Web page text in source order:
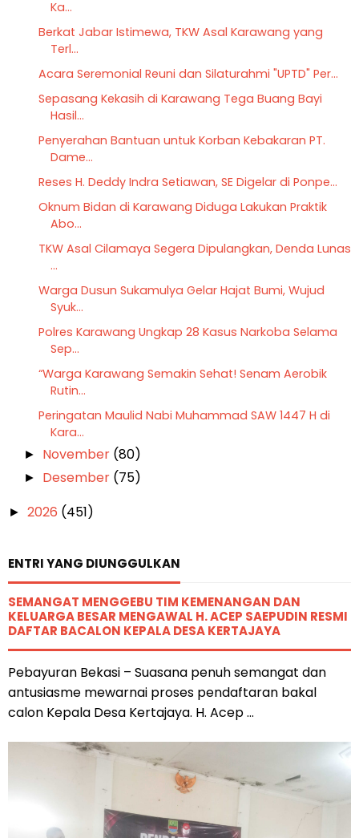
Ka...
Berkat Jabar Istimewa, TKW Asal Karawang yang
Terl...
Acara Seremonial Reuni dan Silaturahmi "UPTD" Per...
Sepasang Kekasih di Karawang Tega Buang Bayi
Hasil...
Penyerahan Bantuan untuk Korban Kebakaran PT.
Dame...
Reses H. Deddy Indra Setiawan, SE Digelar di Ponpe...
Oknum Bidan di Karawang Diduga Lakukan Praktik
Abo...
TKW Asal Cilamaya Segera Dipulangkan, Denda Lunas
...
Warga Dusun Sukamulya Gelar Hajat Bumi, Wujud
Syuk...
Polres Karawang Ungkap 28 Kasus Narkoba Selama
Sep...
“Warga Karawang Semakin Sehat! Senam Aerobik
Rutin...
Peringatan Maulid Nabi Muhammad SAW 1447 H di
Kara...
► November (80)
► Desember (75)
► 2026 (451)
ENTRI YANG DIUNGGULKAN
SEMANGAT MENGGEBU TIM KEMENANGAN DAN
KELUARGA BESAR MENGAWAL H. ACEP SAEPUDIN RESMI
DAFTAR BACALON KEPALA DESA KERTAJAYA
Pebayuran Bekasi – Suasana penuh semangat dan
antusiasme mewarnai proses pendaftaran bakal
calon Kepala Desa Kertajaya. H. Acep ...